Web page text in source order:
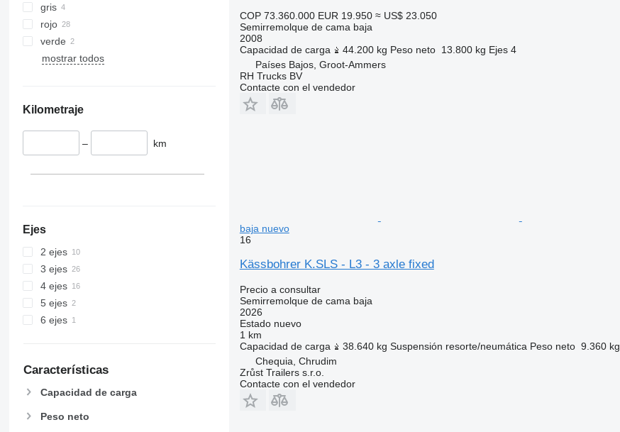
gris
rojo
verde
mostrar todos
Kilometraje
– km
Ejes
2 ejes
3 ejes
4 ejes
5 ejes
6 ejes
Características
Capacidad de carga
Peso neto
COP 73.360.000 EUR 19.950 ≈ US$ 23.050
Semirremolque de cama baja
2008
Capacidad de carga
44.200 kg Peso neto 13.800 kg Ejes 4
Países Bajos, Groot-Ammers
RH Trucks BV
Contacte con el vendedor
baja nuevo
16
Kässbohrer K.SLS - L3 - 3 axle fixed
Precio a consultar
Semirremolque de cama baja
2026
Estadonuevo
1 km
Capacidad de carga
38.640 kg Suspensión resorte/neumática Peso neto 9.360 kg
Chequia, Chrudim
Zrůst Trailers s.r.o.
Contacte con el vendedor